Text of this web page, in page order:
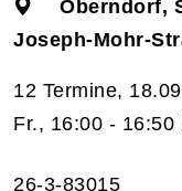
Oberndorf,
Joseph-Mohr-
12 Termine,
Fr., 16:00 - 16:50
26-3-83015